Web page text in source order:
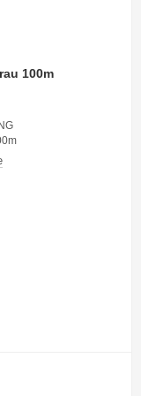
YM-J 3X1,5 Mantelleitung Grau 100m